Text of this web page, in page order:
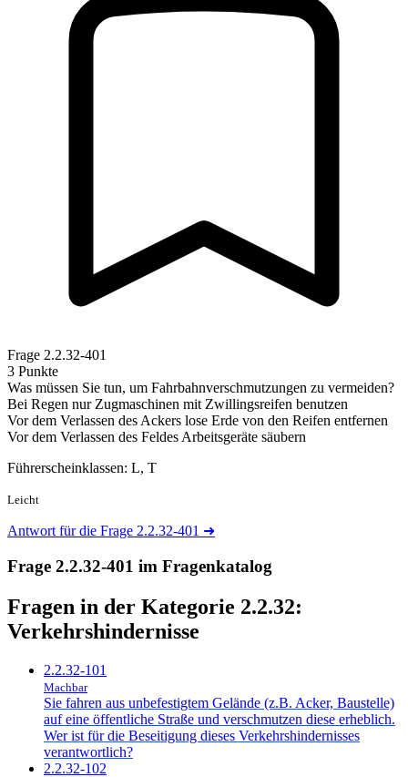
Frage 2.2.32-401
3 Punkte
Was müssen Sie tun, um Fahrbahnverschmutzungen zu vermeiden?
Bei Regen nur Zugmaschinen mit Zwillingsreifen benutzen
Vor dem Verlassen des Ackers lose Erde von den Reifen entfernen
Vor dem Verlassen des Feldes Arbeitsgeräte säubern
Führerscheinklassen: L, T
Leicht
Antwort für die Frage 2.2.32-401 ➜
Frage 2.2.32-401 im Fragenkatalog
Fragen in der Kategorie 2.2.32:
Verkehrshindernisse
2.2.32-101
Machbar
Sie fahren aus unbefestigtem Gelände (z.B. Acker, Baustelle)
auf eine öffentliche Straße und verschmutzen diese erheblich.
Wer ist für die Beseitigung dieses Verkehrshindernisses
verantwortlich?
2.2.32-102